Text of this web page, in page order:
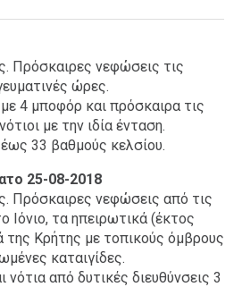
Πρόσκαιρες νεφώσεις τις
ώρες.
4 μποφόρ και πρόσκαιρα τις
με την ιδία ένταση.
33 βαθμούς κελσίου.
25-08-2018
Πρόσκαιρες νεφώσεις από τις
Ιόνιο, τα ηπειρωτικά (έκτος
της Κρήτης με τοπικούς όμβρους
καταιγίδες.
νότια από δυτικές διευθύνσεις 3